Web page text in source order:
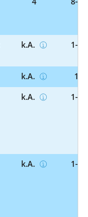
k.A. 1-
k.A.
1-
k.A. 1-
k.A. 1-